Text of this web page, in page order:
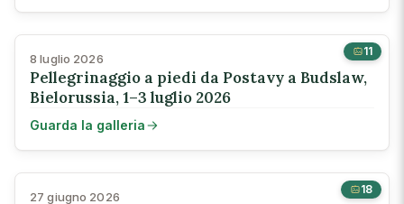
11
8 luglio 2026
Pellegrinaggio a piedi da Postavy a Budslaw,
Bielorussia, 1–3 luglio 2026
Guarda la galleria
18
27 giugno 2026